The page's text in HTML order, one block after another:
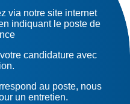
via notre site internet
indiquant le poste de
candidature avec
au poste, nous
un entretien.